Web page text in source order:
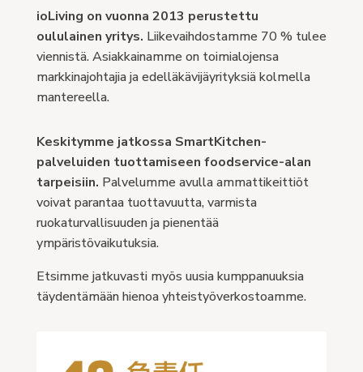
ioLiving on vuonna 2013 perustettu
oululainen yritys. Liikevaihdostamme 70 % tulee
viennistä. Asiakkainamme on toimialojensa
markkinajohtajia ja edelläkävijäyrityksiä kolmella
mantereella.
Keskitymme jatkossa SmartKitchen-
palveluiden tuottamiseen foodservice-alan
tarpeisiin. Palvelumme avulla ammattikeittiöt
voivat parantaa tuottavuutta, varmista
ruokaturvallisuuden ja pienentää
ympäristövaikutuksia.
Etsimme jatkuvasti myös uusia kumppanuuksia
täydentämään hienoa yhteistyöverkostoamme.